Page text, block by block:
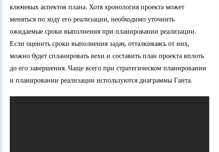
ключевых аспектов плана. Хотя хронология проекта может
меняться по ходу его реализации, необходимо уточнить
ожидаемые сроки выполнения при планировании реализации.
Если оценить сроки выполнения задач, отталкиваясь от них,
можно будет спланировать вехи и составить план проекта вплоть
до его завершения. Чаще всего при стратегическом планировании
и планировании реализации используются диаграммы Ганта.